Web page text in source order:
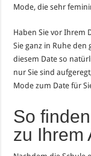
Mode, die sehr
Haben Sie vor Ihrem
Sie ganz in Ruhe den
diesem Date so
nur Sie sind
Mode zum Date für
So
zu Ihrem